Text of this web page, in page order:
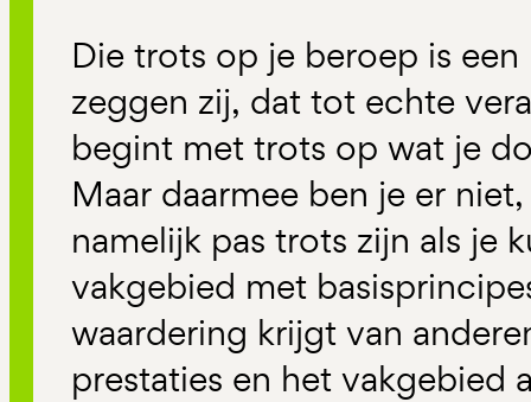
Die trots op je beroep is
zeggen zij, dat tot echte
begint met trots op wat je
Maar daarmee ben je er
namelijk pas trots zijn als je
vakgebied met
waardering krijgt van
prestaties en het vakgebied